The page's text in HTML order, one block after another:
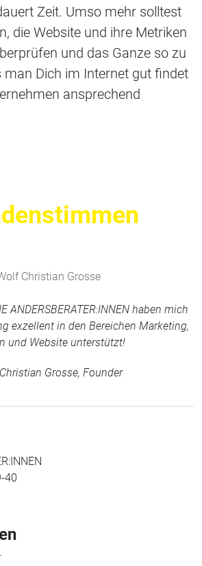
Zeit. Umso mehr solltest
die Website und ihre Metriken
und das Ganze so zu
man Dich im Internet gut findet
ansprechend
Christian Grosse
ANDERSBERATER:INNEN haben mich
exzellent in den Bereichen Marketing,
und Website unterstützt!
Grosse, Founder
40